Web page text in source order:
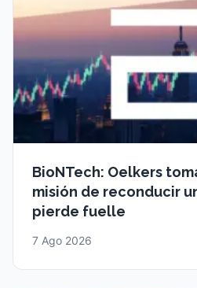
BioNTech: Oelkers
misión de reconducir
pierde fuelle
7 Ago 2026